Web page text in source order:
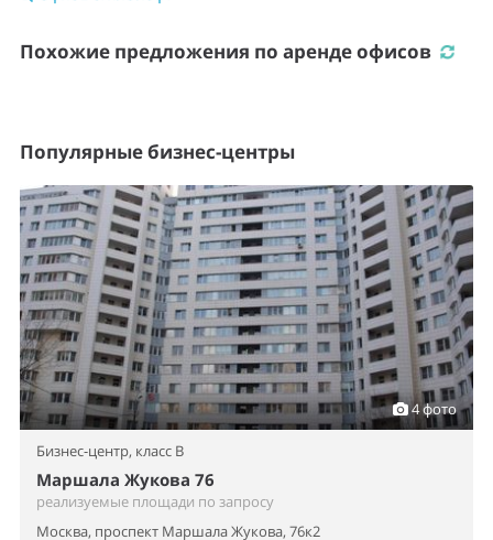
Похожие предложения по аренде офисов
Популярные бизнес-центры
4 фото
Бизнес-центр, класс B
Маршала Жукова 76
реализуемые площади по запросу
Москва, проспект Маршала Жукова, 76к2